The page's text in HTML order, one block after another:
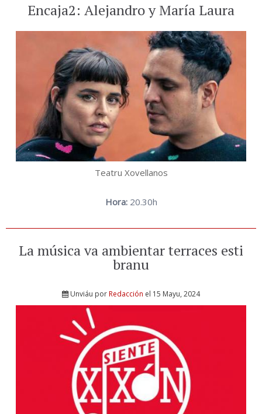
Encaja2: Alejandro y María Laura
Teatru Xovellanos
Hora:20.30h
La música va ambientar terraces esti
branu
Unviáu porRedacción el 15 Mayu, 2024